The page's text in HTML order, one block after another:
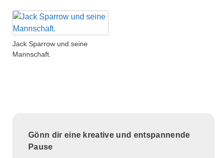
Jack Sparrow und seine
Mannschaft.
Gönn dir eine kreative und entspannende
Pause